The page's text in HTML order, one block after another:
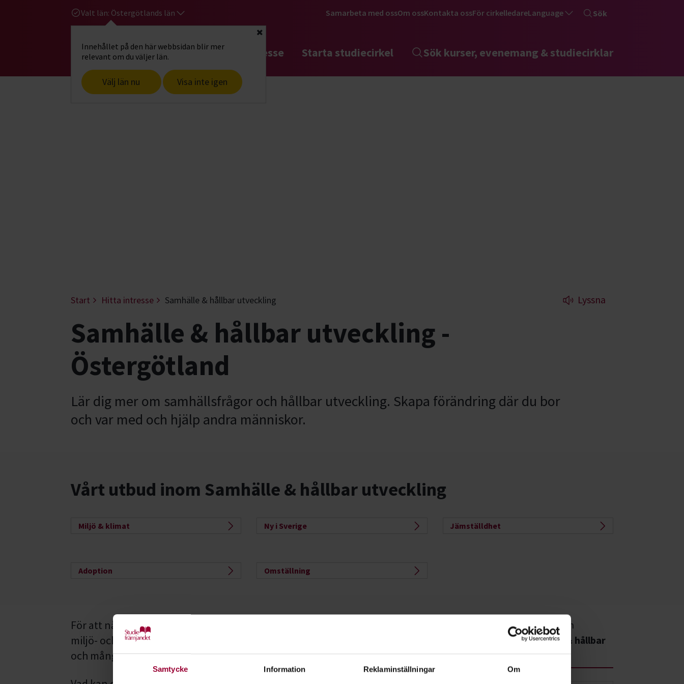
Samtycke Information Reklaminställningar Om
Valt län: Östergötlands län
Innehållet på den här webbsidan blir mer
relevant om du väljer län.
Välj län nu Visa inte igen
Stäng
Samarbeta med ossOm ossKontakta ossFör cirkelledareLanguage Sök
Gå till studiefrämjandets startsidaHitta intresse Starta studiecirkel Sök kurser, evenemang & studiecirklar
Start Hitta intresse Samhälle & hållbar utveckling Lyssna
Samhälle & hållbar utveckling -
Östergötland
Lär dig mer om samhällsfrågor och hållbar utveckling. Skapa förändring där du bor
och var med och hjälp andra människor.
Vårt utbud inom Samhälle & hållbar utveckling
Miljö & klimat Ny i Sverige Jämställdhet
Adoption Omställning
För att nå ett hållbart samhälle måste vi bli många som engagerar oss i
miljö- och klimatfrågor, men också med demokratifrågor som integration
och mångfald, jämställdhet och konsumtion.
Se våra kurser, evenemang och
studiecirklar inom Samhälle & hållbar
utveckling